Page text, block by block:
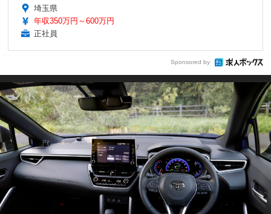
埼玉県
年収350万円～600万円
正社員
Sponsored by